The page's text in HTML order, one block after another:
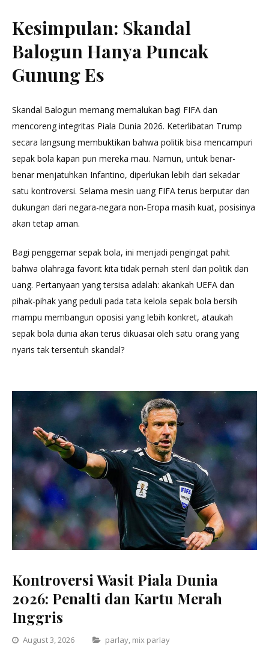
Kesimpulan: Skandal
Balogun Hanya Puncak
Gunung Es
Skandal Balogun memang memalukan bagi FIFA dan
mencoreng integritas Piala Dunia 2026. Keterlibatan Trump
secara langsung membuktikan bahwa politik bisa mencampuri
sepak bola kapan pun mereka mau. Namun, untuk benar-
benar menjatuhkan Infantino, diperlukan lebih dari sekadar
satu kontroversi. Selama mesin uang FIFA terus berputar dan
dukungan dari negara-negara non-Eropa masih kuat, posisinya
akan tetap aman.
Bagi penggemar sepak bola, ini menjadi pengingat pahit
bahwa olahraga favorit kita tidak pernah steril dari politik dan
uang. Pertanyaan yang tersisa adalah: akankah UEFA dan
pihak-pihak yang peduli pada tata kelola sepak bola bersih
mampu membangun oposisi yang lebih konkret, ataukah
sepak bola dunia akan terus dikuasai oleh satu orang yang
nyaris tak tersentuh skandal?
Kontroversi Wasit Piala Dunia
2026: Penalti dan Kartu Merah
Inggris
August 3, 2026 Categories
parlay, mix parlay